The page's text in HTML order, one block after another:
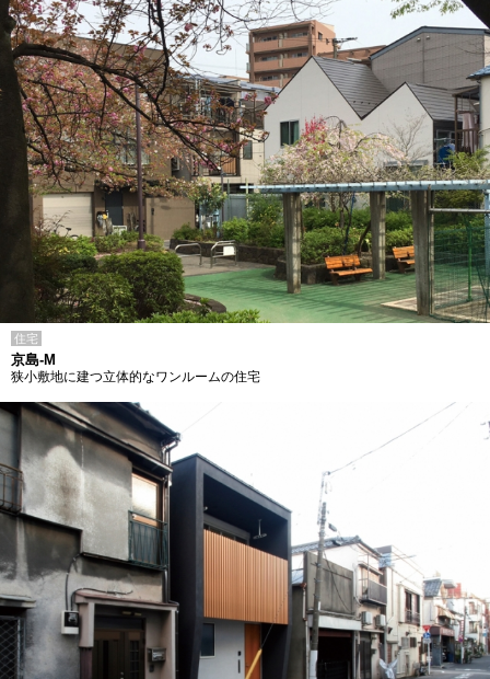
住宅
京島-M
狭小敷地に建つ立体的なワンルームの住宅